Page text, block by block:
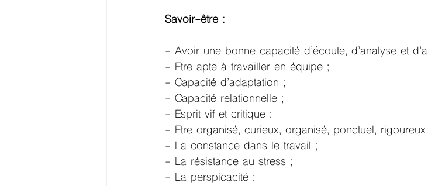
Savoir-être :
- Avoir une bonne capacité d’écoute, d’analyse et
- Etre apte à travailler en équipe ;
- Capacité d’adaptation ;
- Capacité relationnelle ;
- Esprit vif et critique ;
- Etre organisé, curieux, organisé, ponctuel,
- La constance dans le travail ;
- La résistance au stress ;
- La perspicacité ;